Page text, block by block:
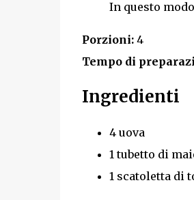
In questo
Porzioni:4
Tempo di
Ingredienti
4 uova
1 tubetto di
1 scatoletta di